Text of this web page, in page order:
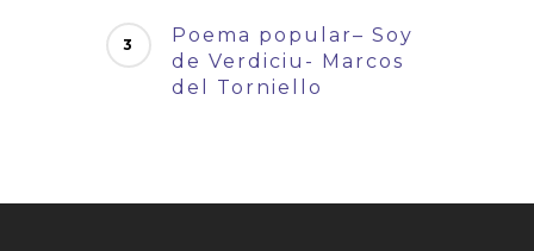
Poema popular– Soy
de Verdiciu- Marcos
del Torniello